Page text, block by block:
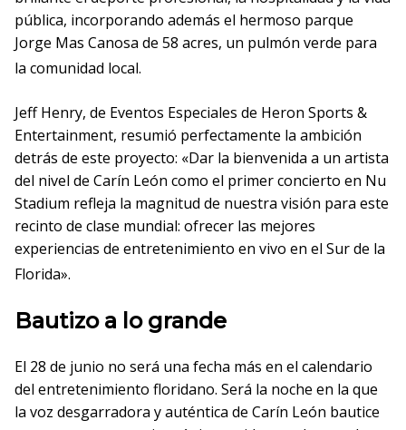
pública, incorporando además el hermoso parque
Jorge Mas Canosa de 58 acres, un pulmón verde para
la comunidad local.
Jeff Henry, de Eventos Especiales de Heron Sports &
Entertainment, resumió perfectamente la ambición
detrás de este proyecto: «Dar la bienvenida a un artista
del nivel de Carín León como el primer concierto en Nu
Stadium refleja la magnitud de nuestra visión para este
recinto de clase mundial: ofrecer las mejores
experiencias de entretenimiento en vivo en el Sur de la
Florida».
Bautizo a lo grande
El 28 de junio no será una fecha más en el calendario
del entretenimiento floridano. Será la noche en la que
la voz desgarradora y auténtica de Carín León bautice